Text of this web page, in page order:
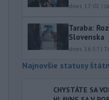
dnes 17:02 |
Taraba:
Slovenska
dnes 16:57 |
Najnovšie statusy
CHYSTÁTE SA